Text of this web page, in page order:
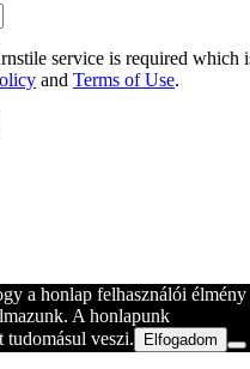
service is required which
and Terms of Use.
a honlap felhasználói élmény
A honlapunk
tudomásul veszi.
Elfogadom